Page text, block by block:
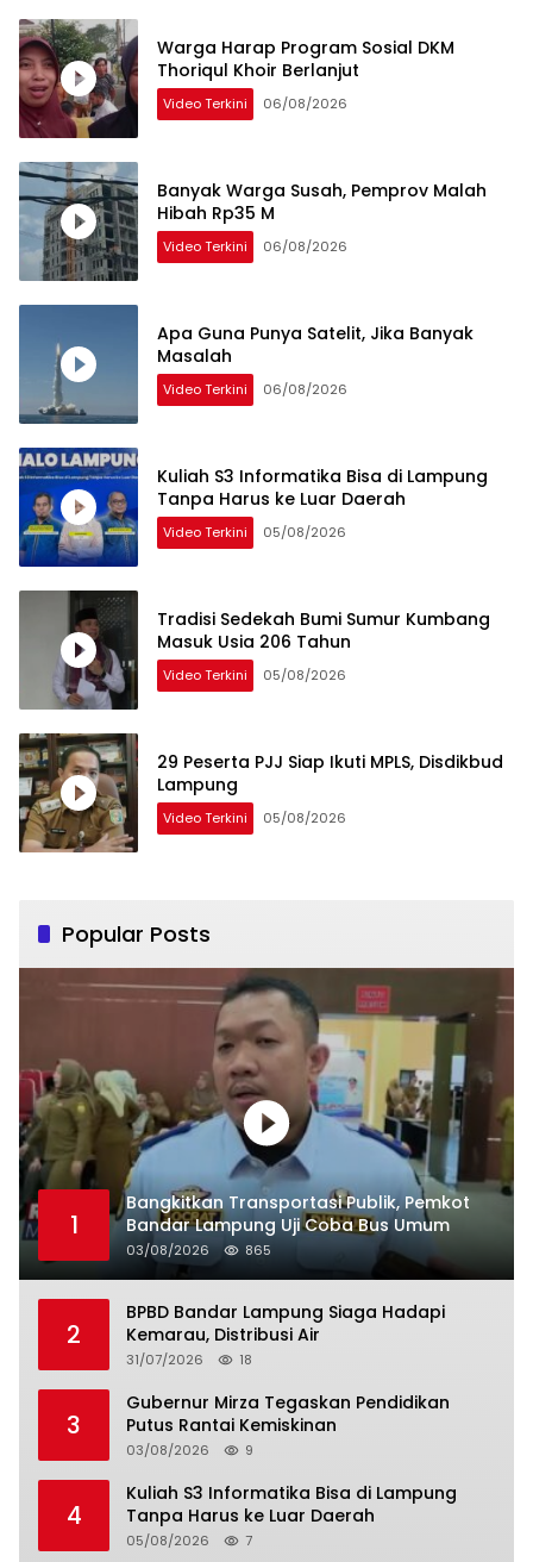
Warga Harap Program Sosial DKM
Thoriqul Khoir Berlanjut
Video Terkini 06/08/2026
Banyak Warga Susah, Pemprov Malah
Hibah Rp35 M
Video Terkini 06/08/2026
Apa Guna Punya Satelit, Jika Banyak
Masalah
Video Terkini 06/08/2026
Kuliah S3 Informatika Bisa di Lampung
Tanpa Harus ke Luar Daerah
Video Terkini 05/08/2026
Tradisi Sedekah Bumi Sumur Kumbang
Masuk Usia 206 Tahun
Video Terkini 05/08/2026
29 Peserta PJJ Siap Ikuti MPLS, Disdikbud
Lampung
Video Terkini 05/08/2026
Popular Posts
1
Bangkitkan Transportasi Publik, Pemkot
Bandar Lampung Uji Coba Bus Umum
03/08/2026 865
2
BPBD Bandar Lampung Siaga Hadapi
Kemarau, Distribusi Air
31/07/2026 18
3
Gubernur Mirza Tegaskan Pendidikan
Putus Rantai Kemiskinan
03/08/2026 9
4
Kuliah S3 Informatika Bisa di Lampung
Tanpa Harus ke Luar Daerah
05/08/2026 7